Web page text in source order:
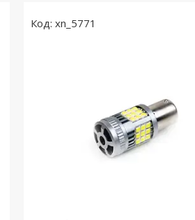
xn_5771